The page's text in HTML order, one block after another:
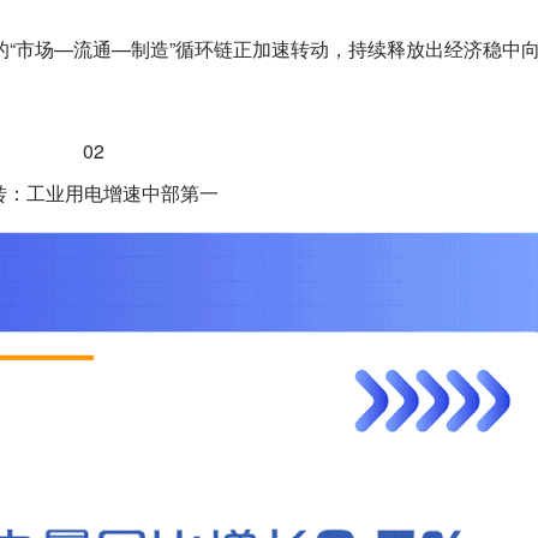
市场—流通—制造”循环链正加速转动，持续释放出经济稳中
02
：工业用电增速中部第一